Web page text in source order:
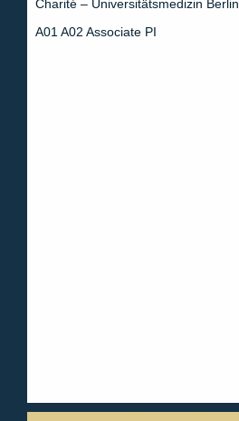
Charité – Universitätsmedizin Berlin
A01 A02 Associate PI